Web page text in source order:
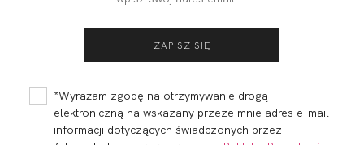
*Wyrażam zgodę na otrzymywanie drogą
elektroniczną na wskazany przeze mnie adres e-mail
informacji dotyczących świadczonych przez